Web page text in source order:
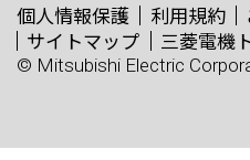
個人情報保護 利用規約
サイトマップ
三菱電機
© Mitsubishi Electric